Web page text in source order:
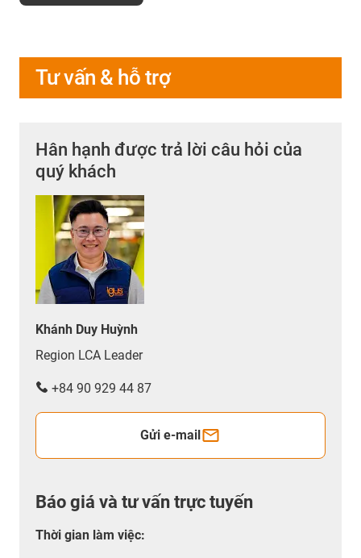
Tư vấn & hỗ trợ
Hân hạnh được trả lời câu hỏi của
quý khách
Khánh Duy Huỳnh
Region LCA Leader
+84 90 929 44 87
Gửi e-mail
Báo giá và tư vấn trực tuyến
Thời gian làm việc: